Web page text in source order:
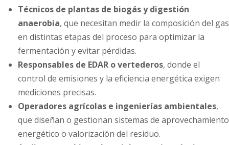
Técnicos de plantas de biogás y digestión
anaerobia, que necesitan medir la composición del gas
en distintas etapas del proceso para optimizar la
fermentación y evitar pérdidas.
Responsables de EDAR o vertederos, donde el
control de emisiones y la eficiencia energética exigen
mediciones precisas.
Operadores agrícolas e ingenierías ambientales,
que diseñan o gestionan sistemas de aprovechamiento
energético o valorización del residuo.